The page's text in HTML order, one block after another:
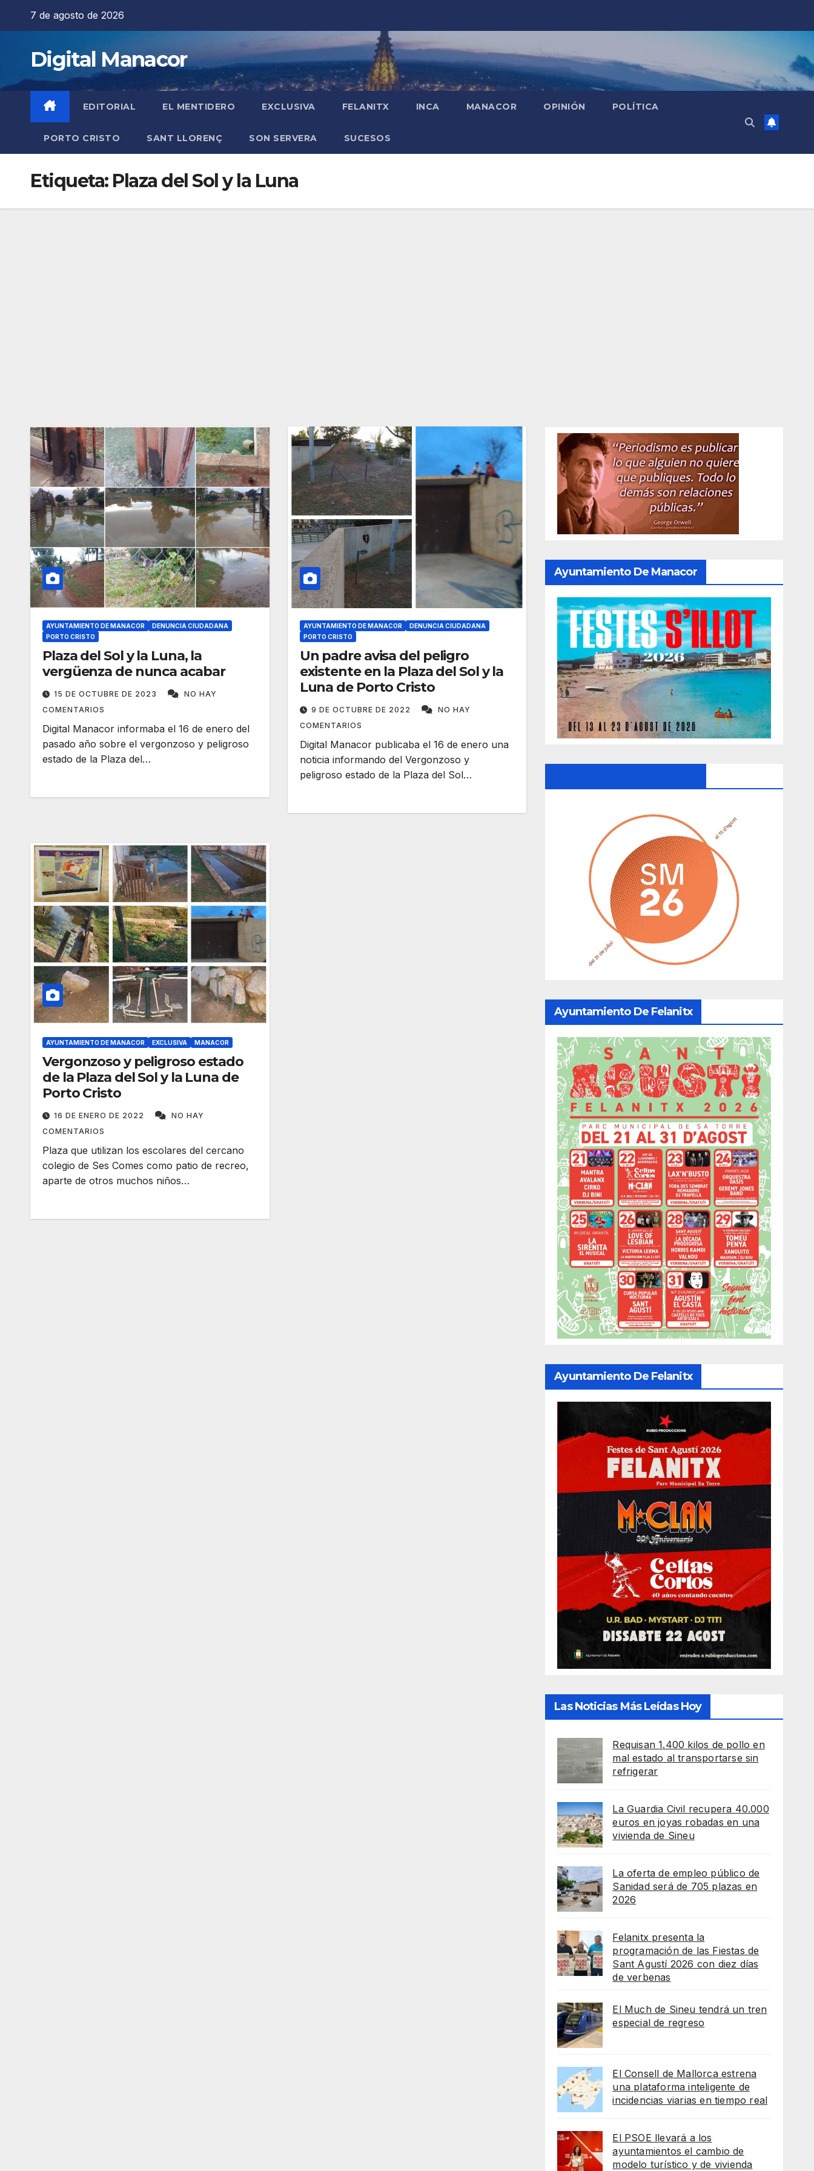
7 de agosto de 2026
Digital Manacor
EDITORIAL EL MENTIDERO EXCLUSIVA FELANITX INCA MANACOR OPINIÓN POLÍTICA
PORTO CRISTO SANT LLORENÇ SON SERVERA SUCESOS
Etiqueta: Plaza del Sol y la Luna
AYUNTAMIENTO DE MANACOR
DENUNCIA CIUDADANA
PORTO CRISTO
Plaza del Sol y la Luna, la
vergüenza de nunca acabar
15 DE OCTUBRE DE 2023
NO HAY
COMENTARIOS
Digital Manacor informaba el 16 de enero del
pasado año sobre el vergonzoso y peligroso
estado de la Plaza del…
AYUNTAMIENTO DE MANACOR
DENUNCIA CIUDADANA
PORTO CRISTO
Un padre avisa del peligro
existente en la Plaza del Sol y la
Luna de Porto Cristo
9 DE OCTUBRE DE 2022
NO HAY
COMENTARIOS
Digital Manacor publicaba el 16 de enero una
noticia informando del Vergonzoso y
peligroso estado de la Plaza del Sol…
AYUNTAMIENTO DE MANACOR EXCLUSIVA MANACOR
Vergonzoso y peligroso estado
de la Plaza del Sol y la Luna de
Porto Cristo
16 DE ENERO DE 2022
NO HAY
COMENTARIOS
Plaza que utilizan los escolares del cercano
colegio de Ses Comes como patio de recreo,
aparte de otros muchos niños…
Ayuntamiento De Manacor
Ayuntamiento De Felanitx
Ayuntamiento De Felanitx
Las Noticias Más Leídas Hoy
Requisan 1.400 kilos de pollo en
mal estado al transportarse sin
refrigerar
La Guardia Civil recupera 40.000
euros en joyas robadas en una
vivienda de Sineu
La oferta de empleo público de
Sanidad será de 705 plazas en
2026
Felanitx presenta la
programación de las Fiestas de
Sant Agustí 2026 con diez días
de verbenas
El Much de Sineu tendrá un tren
especial de regreso
El Consell de Mallorca estrena
una plataforma inteligente de
incidencias viarias en tiempo real
El PSOE llevará a los
ayuntamientos el cambio de
modelo turístico y de vivienda